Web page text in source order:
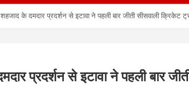
के दमदार प्रदर्शन से इटावा ने पहली बार जीती सीसवाली क्रिकेट
प्रदर्शन से इटावा ने पहली बार